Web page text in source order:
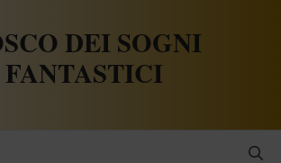
DEI SOGNI
FANTASTICI